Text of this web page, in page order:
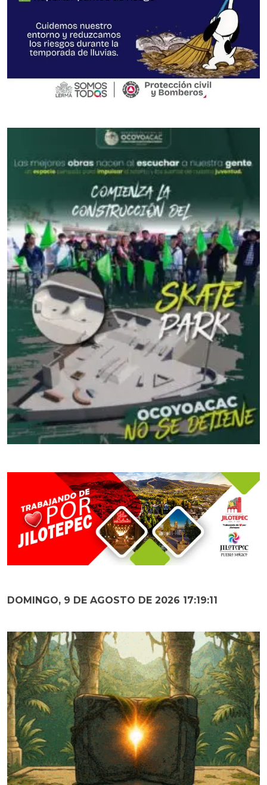
DOMINGO, 9 DE AGOSTO DE 2026 17:19:12